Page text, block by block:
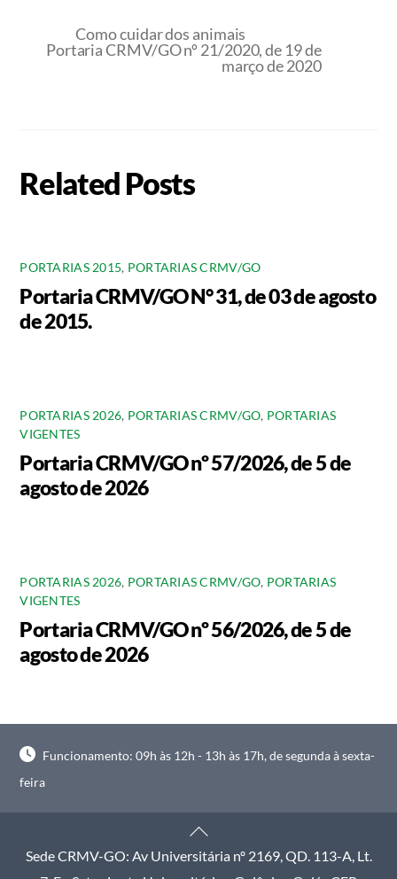
Como cuidar dos animais
Portaria CRMV/GO nº 21/2020, de 19 de
março de 2020
Related Posts
PORTARIAS 2015, PORTARIAS CRMV/GO
Portaria CRMV/GO N° 31, de 03 de agosto
de 2015.
PORTARIAS 2026, PORTARIAS CRMV/GO, PORTARIAS
VIGENTES
Portaria CRMV/GO nº 57/2026, de 5 de
agosto de 2026
PORTARIAS 2026, PORTARIAS CRMV/GO, PORTARIAS
VIGENTES
Portaria CRMV/GO nº 56/2026, de 5 de
agosto de 2026
Funcionamento: 09h às 12h - 13h às 17h, de segunda à sexta-
feira
Back
To
Sede CRMV-GO: Av Universitária nº 2169, QD. 113-A, Lt.